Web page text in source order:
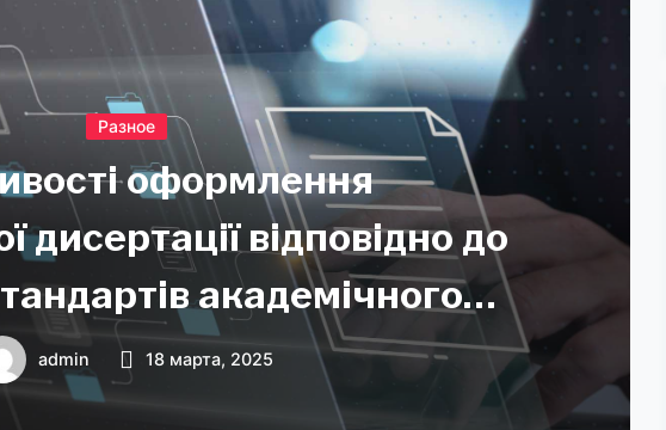
Разное
оформлення
дисертації відповідно до
академічного
письма
admin 18 марта, 2025